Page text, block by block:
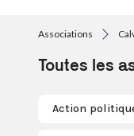
Associations
Toutes les
Action